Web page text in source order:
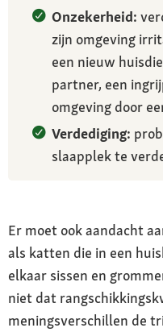
Onzekerheid:
zijn omgeving
een nieuw
partner, een
omgeving door
Verdediging:
slaapplek te
Er moet ook aandacht
als katten die in een
elkaar sissen en
niet dat
meningsverschillen de